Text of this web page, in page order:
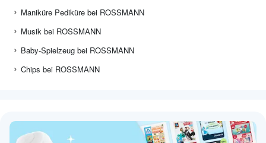
Maniküre Pediküre bei ROSSMANN
Musik bei ROSSMANN
Baby-Spielzeug bei ROSSMANN
Chips bei ROSSMANN